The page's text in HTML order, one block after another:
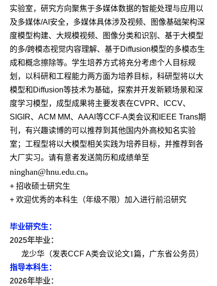
实验室，研究方向聚焦于多媒体数据的智能处理与应用以
及多媒体/AI安全，多媒体具体涉及视频、图像基础架构深
度模型构建、大规模视频、图像分类和识别、基于大模型
的多/跨模态视觉内容理解、基于Diffusion模型的多模态生
成和概念擦除等。学生培养方式将充分考虑个人目标规
划，以科研和工程能力两方面为培养目标，科研型将以大
模型和Diffusion等技术为基础，探索并开发新颖场景和深
度学习模型，成型成果将主要发表在CVPR、ICCV、
SIGIR、ACM MM、AAAI等CCF-A类会议和IEEE Trans期
刊，有兴趣读博的可以推荐到其他国内外高校知名实验
室；工程型将以大模型相关实践为培养目标，并推荐到各
大厂实习。请有意者发送简历和成绩单至
ninghan@hnu.edu.cn。
+ 招收硕士研究生
+ 欢迎优秀的本科生（年级不限）加入进行前沿研究
毕业研究生：
2025年毕业：
龙少华（发表CCF A类会议论文1篇，广东省公务员）
指导本科生：
2026年毕业：